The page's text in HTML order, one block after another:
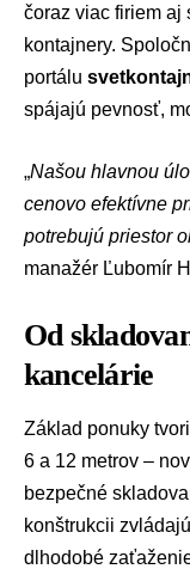
čoraz viac firiem aj
kontajnery.
portálu
spájajú pevnosť,
„Našou hlavnou
cenovo efektívne
potrebujú priestor
manažér Ľubomír
Od
kancelárie
Základ ponuky
6 a 12 metrov –
bezpečné
konštrukcii
dlhodobé